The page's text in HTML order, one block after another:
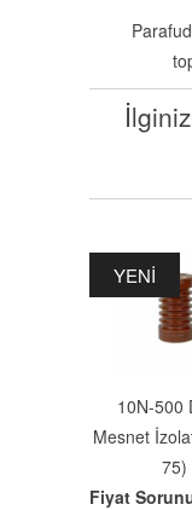
10N-500
Mesnet
75)
Fiyat
YENI